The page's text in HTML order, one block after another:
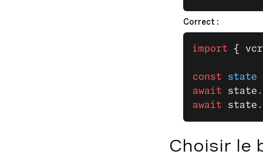
Correct :
import {
const state
await state .
await state .
Choisir le